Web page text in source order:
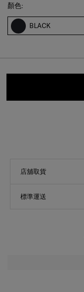
Select
顏色:
BLACK
店舖取貨
標準運送